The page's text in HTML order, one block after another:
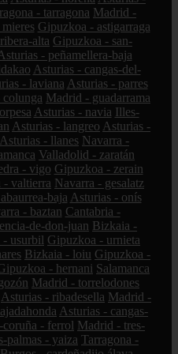
- tarragona Madrid -
Gipuzkoa - astigarraga
alta Gipuzkoa - san-
- peñamellera-baja
Asturias - cangas-del-
- laviana Asturias - parres
colunga Madrid - guadarrama
Asturias - navia Illes-
Asturias - langreo Asturias -
Asturias - llanes Navarra -
Valladolid - zaratán
- vigo Gipuzkoa - zerain
- valtierra Navarra - gesalatz
baja Asturias - onís
- baztan Cantabria -
de-don-juan Bizkaia -
- usurbil Gipuzkoa - urnieta
Bizkaia - loiu Gipuzkoa -
- hernani Salamanca
Madrid - torrelodones
Asturias - ribadesella Madrid -
Asturias - cangas-
coruña - ferrol Madrid - tres-
palmas - yaiza Tarragona -